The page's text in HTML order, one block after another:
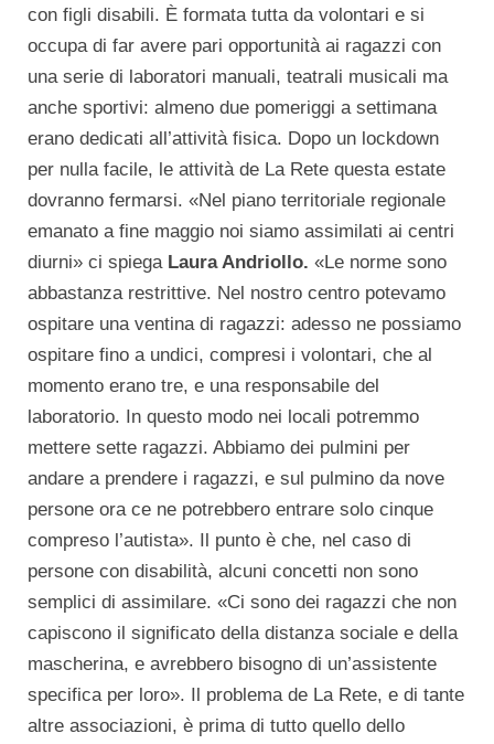
con figli disabili. È formata tutta da volontari e si
occupa di far avere pari opportunità ai ragazzi con
una serie di laboratori manuali, teatrali musicali ma
anche sportivi: almeno due pomeriggi a settimana
erano dedicati all’attività fisica. Dopo un lockdown
per nulla facile, le attività de La Rete questa estate
dovranno fermarsi. «Nel piano territoriale regionale
emanato a fine maggio noi siamo assimilati ai centri
diurni» ci spiega Laura Andriollo. «Le norme sono
abbastanza restrittive. Nel nostro centro potevamo
ospitare una ventina di ragazzi: adesso ne possiamo
ospitare fino a undici, compresi i volontari, che al
momento erano tre, e una responsabile del
laboratorio. In questo modo nei locali potremmo
mettere sette ragazzi. Abbiamo dei pulmini per
andare a prendere i ragazzi, e sul pulmino da nove
persone ora ce ne potrebbero entrare solo cinque
compreso l’autista». Il punto è che, nel caso di
persone con disabilità, alcuni concetti non sono
semplici di assimilare. «Ci sono dei ragazzi che non
capiscono il significato della distanza sociale e della
mascherina, e avrebbero bisogno di un’assistente
specifica per loro». Il problema de La Rete, e di tante
altre associazioni, è prima di tutto quello dello